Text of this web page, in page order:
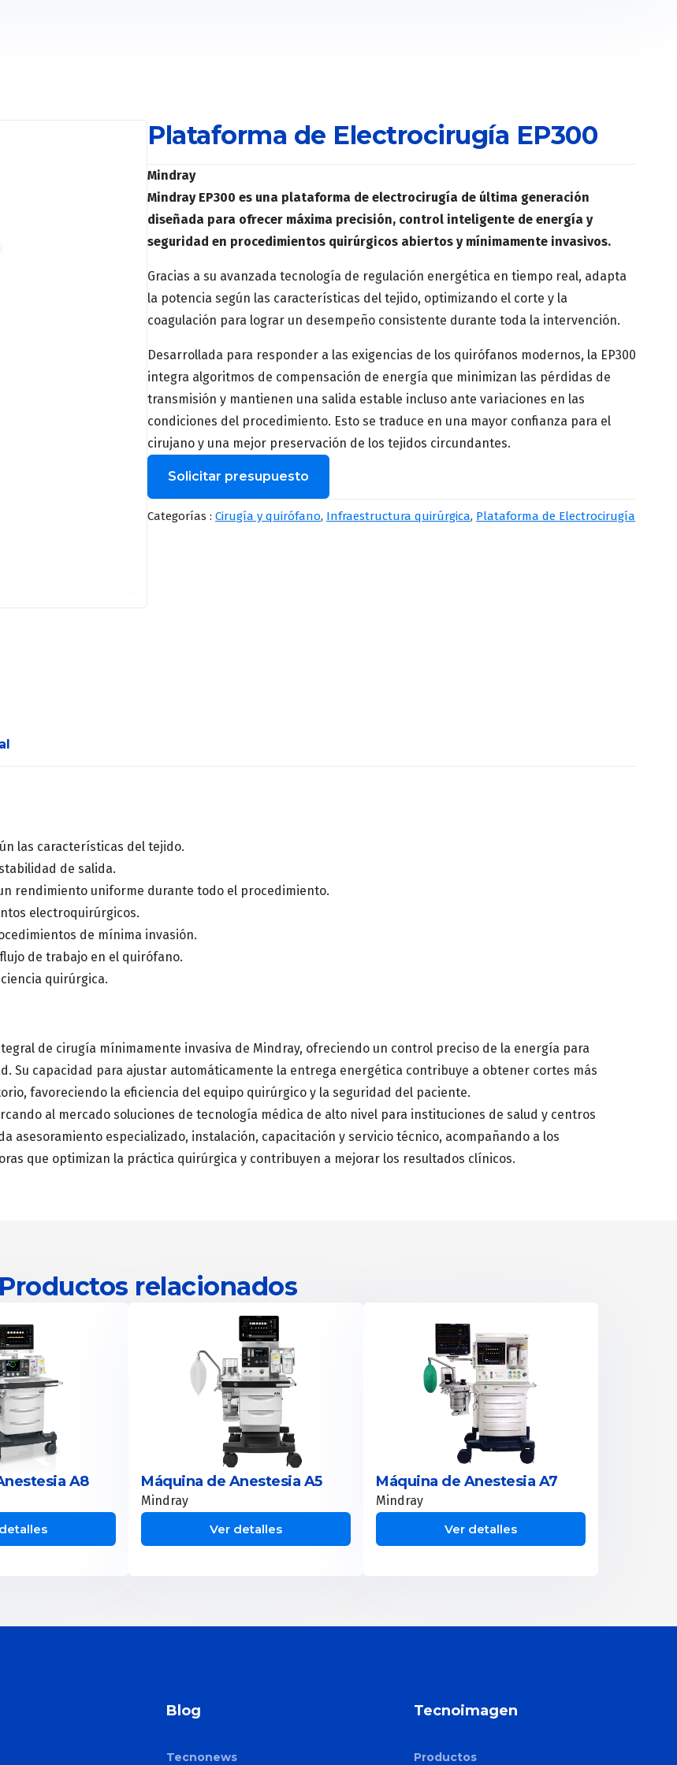
Plataforma de Electrocirugía EP300
Mindray
Mindray EP300 es una plataforma de electrocirugía de última generación
diseñada para ofrecer máxima precisión, control inteligente de energía y
seguridad en procedimientos quirúrgicos abiertos y mínimamente invasivos.
Gracias a su avanzada tecnología de regulación energética en tiempo real, adapta
la potencia según las características del tejido, optimizando el corte y la
coagulación para lograr un desempeño consistente durante toda la intervención.
Desarrollada para responder a las exigencias de los quirófanos modernos, la EP300
integra algoritmos de compensación de energía que minimizan las pérdidas de
transmisión y mantienen una salida estable incluso ante variaciones en las
condiciones del procedimiento. Esto se traduce en una mayor confianza para el
cirujano y una mejor preservación de los tejidos circundantes.
Solicitar presupuesto
Nombre Apellido
Categorías : Cirugía y quirófano, Infraestructura quirúrgica, Plataforma de Electrocirugía
las características del tejido.
de salida.
rendimiento uniforme durante todo el procedimiento.
electroquirúrgicos.
de mínima invasión.
de trabajo en el quirófano.
quirúrgica.
de cirugía mínimamente invasiva de Mindray, ofreciendo un control preciso de la energía para
Su capacidad para ajustar automáticamente la entrega energética contribuye a obtener cortes más
favoreciendo la eficiencia del equipo quirúrgico y la seguridad del paciente.
al mercado soluciones de tecnología médica de alto nivel para instituciones de salud y centros
asesoramiento especializado, instalación, capacitación y servicio técnico, acompañando a los
que optimizan la práctica quirúrgica y contribuyen a mejorar los resultados clínicos.
Productos relacionados
A8 Máquina de Anestesia A5
Mindray
Ver detalles
Máquina de Anestesia A7
Mindray
Ver detalles
Blog
Tecnonews
Tecnoimagen
Productos